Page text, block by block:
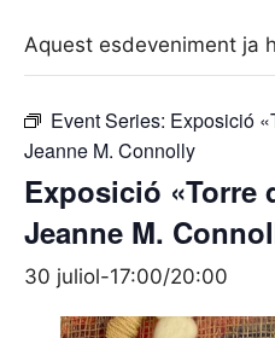
Aquest esdeveniment ja
Event Series: Exposició
Jeanne M. Connolly
Exposició «Torre
Jeanne M.
30 juliol-17:00/20:00